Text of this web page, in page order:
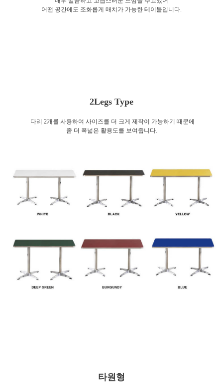
어떤 공간에도 조화롭게 매치가 가능한 테이블입니다.
2Legs Type
다리 2개를 사용하여 사이즈를 더 크게 제작이 가능하기 때문에
좀 더 폭넓은 활용도를 보여줍니다.
타원형